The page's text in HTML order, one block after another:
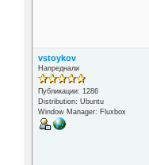
vstoykov
Напреднали
Публикации: 1286
Distribution: Ubuntu
Window Manager: Fluxbox